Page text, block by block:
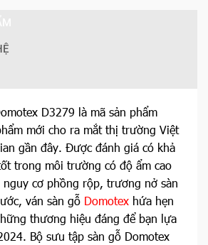
D3279 là mã sản phẩm
mới cho ra mắt thị trường Việt
gần đây. Được đánh giá có khả
trong môi trường có độ ẩm cao
nguy cơ phồng rộp, trương nở sàn
ván sàn gỗ Domotex hứa hẹn
thương hiệu đáng để bạn lựa
Bộ sưu tập sàn gỗ Domotex